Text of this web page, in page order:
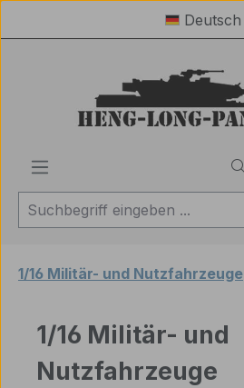
Zum Hauptinhalt springenDeutsch
1/16 Militär- und Nutzfahrzeuge
1/16 Militär- und
Nutzfahrzeuge